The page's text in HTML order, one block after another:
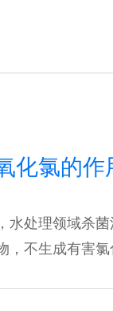
水处理领域杀
不生成有害氯